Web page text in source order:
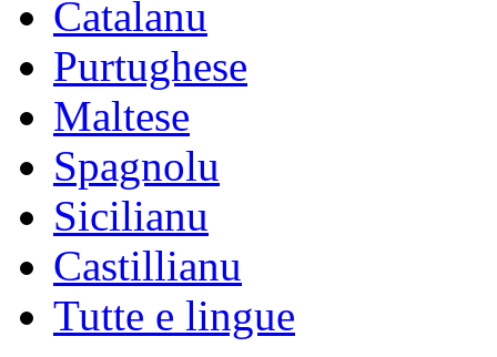
Catalanu
Purtughese
Maltese
Spagnolu
Sicilianu
Castillianu
Tutte e lingue